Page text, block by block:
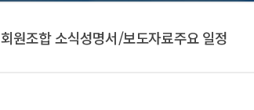
회원조합 소식성명서/보도자료주요 일정